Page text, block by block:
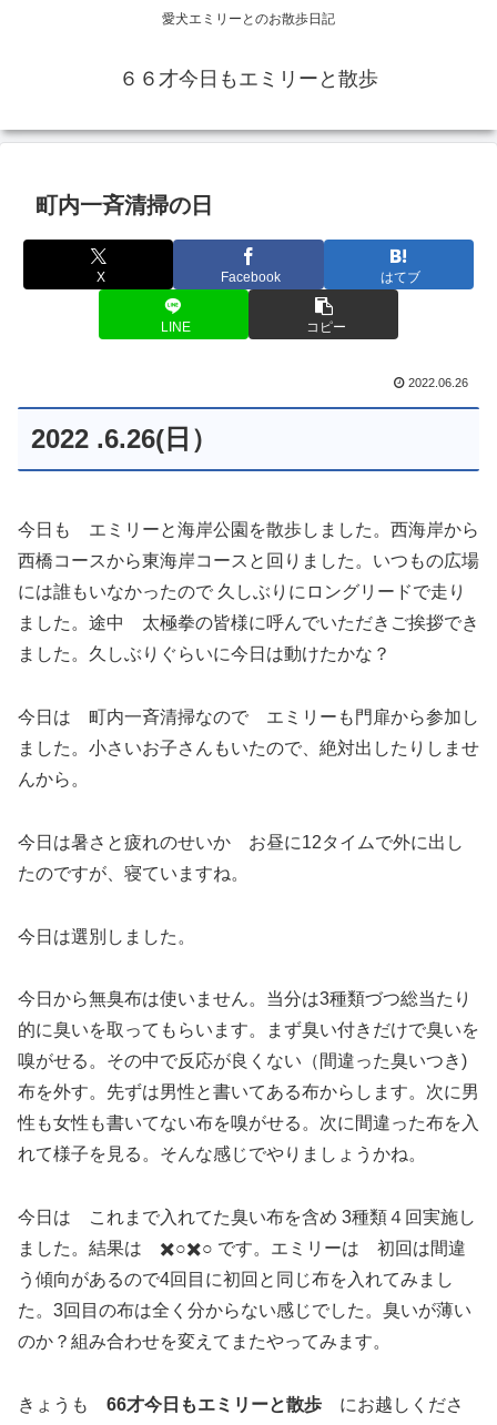
愛犬エミリーとのお散歩日記
６６才今日もエミリーと散歩
町内一斉清掃の日
X Facebook はてブ
LINE コピー
2022.06.26
2022 .6.26(日）
今日も エミリーと海岸公園を散歩しました。西海岸から
西橋コースから東海岸コースと回りました。いつもの広場
には誰もいなかったので 久しぶりにロングリードで走り
ました。途中 太極拳の皆様に呼んでいただきご挨拶でき
ました。久しぶりぐらいに今日は動けたかな？
今日は 町内一斉清掃なので エミリーも門扉から参加し
ました。小さいお子さんもいたので、絶対出したりしませ
んから。
今日は暑さと疲れのせいか お昼に12タイムで外に出し
たのですが、寝ていますね。
今日は選別しました。
今日から無臭布は使いません。当分は3種類づつ総当たり
的に臭いを取ってもらいます。まず臭い付きだけで臭いを
嗅がせる。その中で反応が良くない（間違った臭いつき)
布を外す。先ずは男性と書いてある布からします。次に男
性も女性も書いてない布を嗅がせる。次に間違った布を入
れて様子を見る。そんな感じでやりましょうかね。
今日は これまで入れてた臭い布を含め 3種類４回実施し
ました。結果は ✖️○✖️○ です。エミリーは 初回は間違
う傾向があるので4回目に初回と同じ布を入れてみまし
た。3回目の布は全く分からない感じでした。臭いが薄い
のか？組み合わせを変えてまたやってみます。
きょうも 66才今日もエミリーと散歩 にお越しくださ